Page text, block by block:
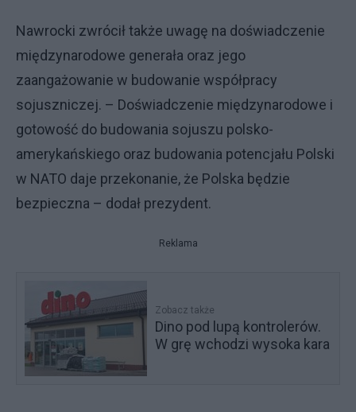
Nawrocki zwrócił także uwagę na doświadczenie
międzynarodowe generała oraz jego
zaangażowanie w budowanie współpracy
sojuszniczej. – Doświadczenie międzynarodowe i
gotowość do budowania sojuszu polsko-
amerykańskiego oraz budowania potencjału Polski
w NATO daje przekonanie, że Polska będzie
bezpieczna – dodał prezydent.
Reklama
Zobacz także
Dino pod lupą kontrolerów.
W grę wchodzi wysoka kara